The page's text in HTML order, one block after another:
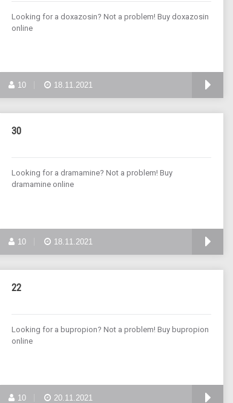
Looking for a doxazosin? Not a problem! Buy doxazosin
online
10 18.11.2021
30
Looking for a dramamine? Not a problem! Buy
dramamine online
10 18.11.2021
22
Looking for a bupropion? Not a problem! Buy bupropion
online
10 20.11.2021